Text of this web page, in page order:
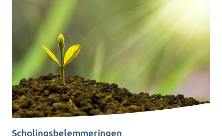
Scholingsbelemmeringen